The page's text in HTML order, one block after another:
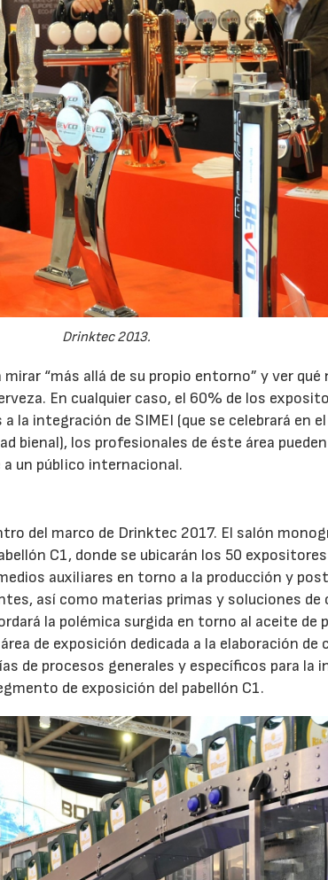
Drinktec 2013.
“más allá de su propio entorno” y ver qué
En cualquier caso, el 60% de los
la integración de SIMEI (que se celebrará en
bienal), los profesionales de éste área
un público internacional.
del marco de Drinktec 2017. El salón
C1, donde se ubicarán los 50
auxiliares en torno a la producción y
así como materias primas y soluciones de
la polémica surgida en torno al aceite de
de exposición dedicada a la elaboración de
de procesos generales y específicos para la
de exposición del pabellón C1.